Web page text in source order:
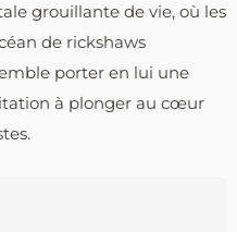
grouillante de vie, où les
de rickshaws
porter en lui une
à plonger au cœur